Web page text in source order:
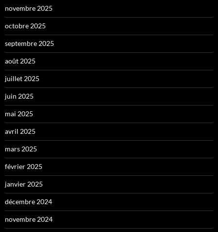
novembre 2025
octobre 2025
septembre 2025
août 2025
juillet 2025
juin 2025
mai 2025
avril 2025
mars 2025
février 2025
janvier 2025
décembre 2024
novembre 2024